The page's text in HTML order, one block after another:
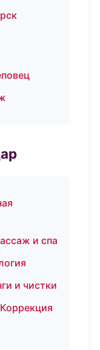
и спа
и чистки